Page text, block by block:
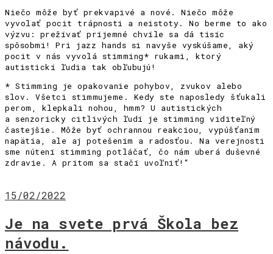
Niečo môže byť prekvapivé a nové. Niečo môže
vyvolať pocit trápnosti a neistoty. No berme to ako
výzvu: prežívať príjemné chvíle sa dá tisíc
spôsobmi! Pri jazz hands si navyše vyskúšame, aký
pocit v nás vyvolá stimming* rukami, ktorý
autistickí ľudia tak obľubujú!
* Stimming je opakovanie pohybov, zvukov alebo
slov. Všetci stimmujeme. Kedy ste naposledy šťukali
perom, klepkali nohou, hmm? U autistických
a senzoricky citlivých ľudí je stimming viditeľný
častejšie. Môže byť ochrannou reakciou, vypúšťaním
napätia, ale aj potešením a radosťou. Na verejnosti
sme nútení stimming potláčať, čo nám uberá duševné
zdravie. A pritom sa stačí uvoľniť!“
15/02/2022
Je na svete prvá Škola bez
návodu.